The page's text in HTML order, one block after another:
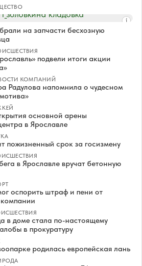
на запчасти бесхозную
подвели итоги акции
КОМПАНИЙ
Радулова напомнила о чудесном
основной арены
в Ярославле
пожизненный срок за госизмену
в Ярославле вручат бетонную
оспорить штраф и пени от
в доме стала по-настоящему
в прокуратуру
родилась европейская лань